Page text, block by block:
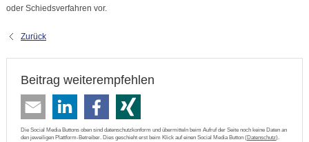
oder Schiedsverfahren vor.
Zurück
Beitrag weiterempfehlen
Die Social Media Buttons oben sind datenschutzkonform und übermitteln beim Aufruf der Seite noch keine Daten an
den jeweiligen Plattform-Betreiber. Dies geschieht erst beim Klick auf einen Social Media Button (Datenschutz).